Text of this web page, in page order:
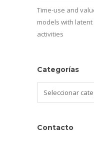
Time-use and
models with
activities
Categorías
Contacto